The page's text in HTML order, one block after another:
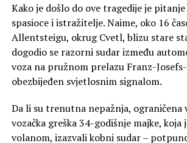
Kako je došlo do ove tragedije je
spasioce i istražitelje. Naime, oko 16
Allentsteigu, okrug Cvetl, blizu stare
dogodio se razorni sudar između
voza na pružnom prelazu Franz-
obezbijeđen svjetlosnim signalom.
Da li su trenutna nepažnja,
vozačka greška 34-godišnje majke, koja
volanom, izazvali kobni sudar –